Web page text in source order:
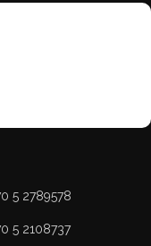
5 2789578
5 2108737